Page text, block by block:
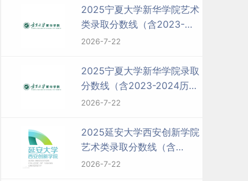
2025宁夏大学新华学院艺术
类录取分数线（含2023-
2024历年）
2026-7-22
2025宁夏大学新华学院录取
分数线（含2023-2024历
年）
2026-7-22
2025延安大学西安创新学院
艺术类录取分数线（含
2023-2024历年）
2026-7-22